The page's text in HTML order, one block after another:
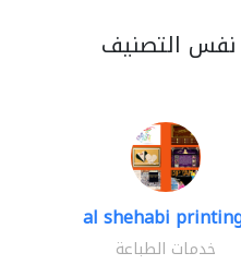
نفس التصنيف
al shehabi
خدمات الطباعة